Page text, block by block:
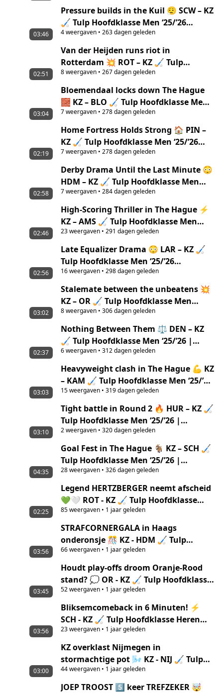
Pressure builds in the Kuil 😮‍💨 SCW – KZ
🏑 Tulp Hoofdklasse Men ‘25/’26
highlights
4weergaven• 263 dagen geleden
03:46
Van der Heijden runs riot in
Rotterdam 💥 ROT – KZ 🏑 Tulp
Hoofdklasse Men ‘25/’26 highlights
8weergaven• 267 dagen geleden
02:51
Bloemendaal locks down The Hague
🧱 KZ – BLO 🏑 Tulp Hoofdklasse Men
‘25/’26 highlights
7weergaven• 278 dagen geleden
03:04
Home Fortress Holds Strong 🏠 PIN –
KZ 🏑 Tulp Hoofdklasse Men ‘25/’26
Highlights
7weergaven• 278 dagen geleden
02:19
Derby Drama Until the Last Minute 😳
HDM – KZ 🏑 Tulp Hoofdklasse Men
‘25/’26 Highlights
7weergaven• 284 dagen geleden
02:58
High-Scoring Thriller in The Hague ⚡
KZ – AMS 🏑 Tulp Hoofdklasse Men
‘25/’26 Highlights
23weergaven• 291 dagen geleden
02:46
Late Equalizer Drama 😳 LAR – KZ 🏑
Tulp Hoofdklasse Men ‘25/’26
Highlights
16weergaven• 298 dagen geleden
02:56
Stalemate between the unbeatens 💥
KZ – OR 🏑 Tulp Hoofdklasse Men
‘25/’26 Highlights
8weergaven• 306 dagen geleden
03:02
Nothing Between Them ⚖️ DEN – KZ
🏑 Tulp Hoofdklasse Men ‘25/’26 |
Highlights
6weergaven• 312 dagen geleden
02:37
Heavyweight clash in The Hague 💪 KZ
– KAM 🏑 Tulp Hoofdklasse Men ‘25/’26
| Highlights
15weergaven• 319 dagen geleden
03:03
Tight battle in Round 2 🔥 HUR – KZ 🏑
Tulp Hoofdklasse Men ‘25/’26 |
Highlights
2weergaven• 320 dagen geleden
03:10
Goal Fest in The Hague 🐐 KZ – SCH 🏑
Tulp Hoofdklasse Men ‘25/’26 |
Highlights
28weergaven• 326 dagen geleden
04:35
Legend HERTZBERGER neemt afscheid
💚🤍 ROT - KZ 🏑 Tulp Hoofdklasse
Heren ‘24/’25 | Samenvatting
85weergaven• 1 jaar geleden
02:25
STRAFCORNERGALA in Haags
onderonsje 🎊 KZ - HDM 🏑 Tulp
Hoofdklasse Heren ‘24/’25 |
Samenvatting
66weergaven• 1 jaar geleden
03:56
Houdt play-offs droom Oranje-Rood
stand? 💭 OR - KZ 🏑 Tulp Hoofdklasse
Heren ‘24/’25 | Samenvatting
52weergaven• 1 jaar geleden
03:45
Bliksemcomeback in 6 Minuten! ⚡
SCH - KZ 🏑 Tulp Hoofdklasse Heren
‘24/’25 | Samenvatting
23weergaven• 1 jaar geleden
03:56
KZ overklast Nijmegen in
stormachtige pot 🌬️ KZ - NIJ 🏑 Tulp
Hoofdklasse Heren ‘24/’25 |
Samenvatting
44weergaven• 1 jaar geleden
03:00
JOEP TROOST 5️⃣ keer TREFZEKER 🤯